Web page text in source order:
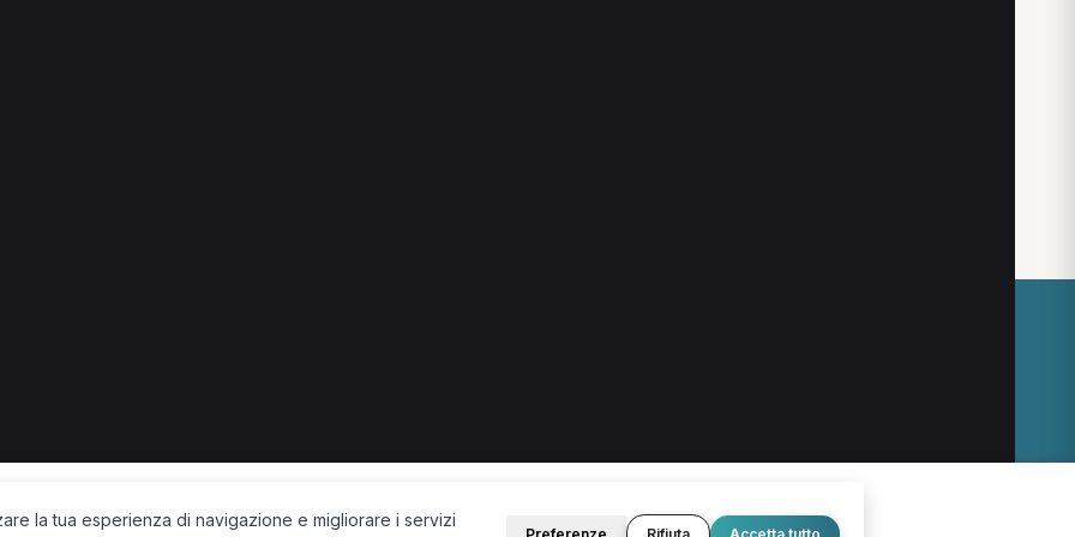
la tua esperienza di navigazione e migliorare i servizi